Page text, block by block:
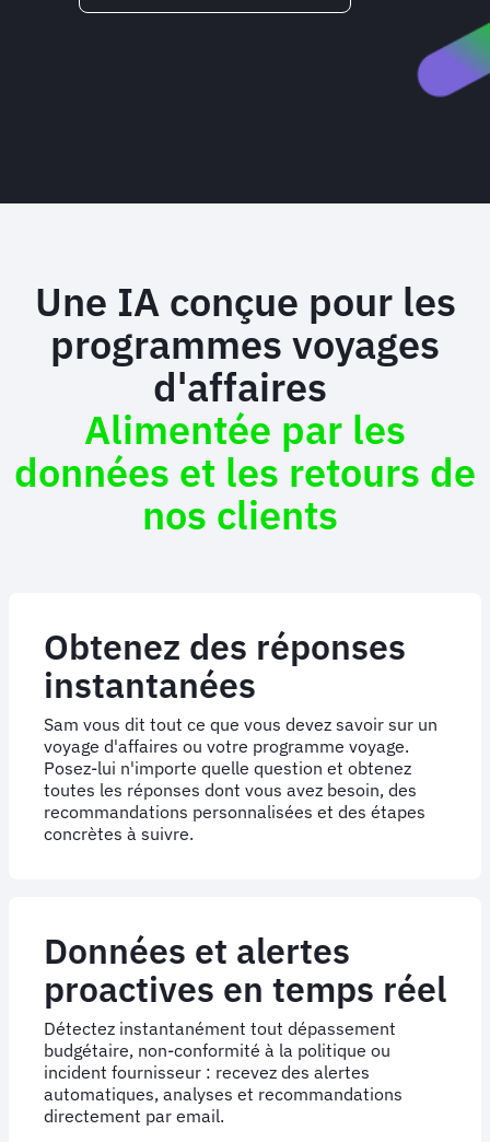
Une IA conçue pour les
programmes voyages
d'affaires
Alimentée par les
données et les retours de
nos clients
Obtenez des réponses
instantanées
Sam vous dit tout ce que vous devez savoir sur un
voyage d'affaires ou votre programme voyage.
Posez-lui n'importe quelle question et obtenez
toutes les réponses dont vous avez besoin, des
recommandations personnalisées et des étapes
concrètes à suivre.
Données et alertes
proactives en temps réel
Détectez instantanément tout dépassement
budgétaire, non-conformité à la politique ou
incident fournisseur : recevez des alertes
automatiques, analyses et recommandations
directement par email.